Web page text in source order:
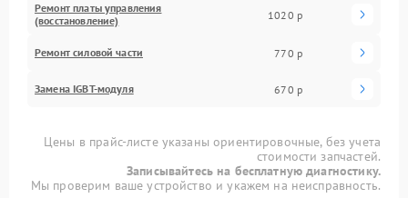
Ремонт платы управления
(восстановление)
1020 р
Ремонт силовой части 770 р
Замена IGBT-модуля 670 р
Цены в прайс-листе указаны ориентировочные, без учета
стоимости запчастей.
Записывайтесь на бесплатную диагностику.
Мы проверим ваше устройство и укажем на неисправность.